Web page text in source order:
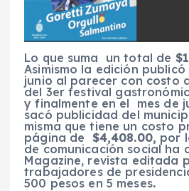
Lo que suma un total de
Asimismo la edición publicó
junio al parecer con costo
del 3er festival
y finalmente en el mes de
sacó publicidad del
misma que tiene un costo
página de $4,408.00, por
de comunicación social ha
Magazine, revista editada
trabajadores de
500 pesos en 5 meses.